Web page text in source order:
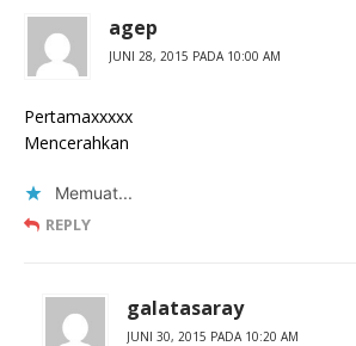
agep
JUNI 28, 2015 PADA 10:00 AM
Pertamaxxxxx
Mencerahkan
Memuat...
REPLY
galatasaray
JUNI 30, 2015 PADA 10:20 AM